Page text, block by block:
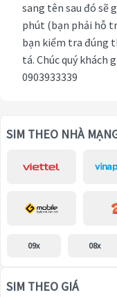
sang tên sau đó sẽ
phút (bạn phải hỗ
bạn kiểm tra đúng
tá. Chúc quý khách
0903933339
SIM THEO NHÀ
09x 08x
SIM THEO GIÁ